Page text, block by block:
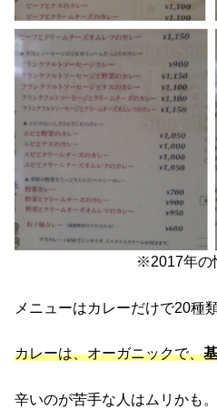
※2017年の
メニューはカレーだけで20種
カレーは、オーガニックで、
辛いのが苦手な人はムリかも。